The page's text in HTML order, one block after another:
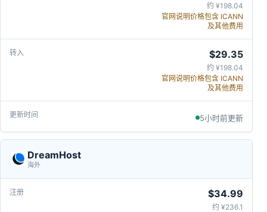
约 ¥198.04
官网说明价格包含 ICANN
及其他费用
$29.35
约 ¥198.04
官网说明价格包含 ICANN
及其他费用
5小时前更新
DreamHost
海外
$34.99
约 ¥236.1